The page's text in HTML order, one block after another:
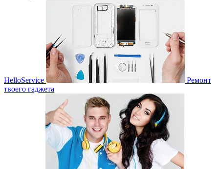
HelloService
Ремонт
твоего гаджета